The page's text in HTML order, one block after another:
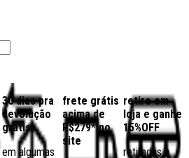
30 dias pra
devolução
grátis
em algumas
frete grátis
acima de
R$279* no
site
retire em
loja e ganhe
15%OFF
retiradas a